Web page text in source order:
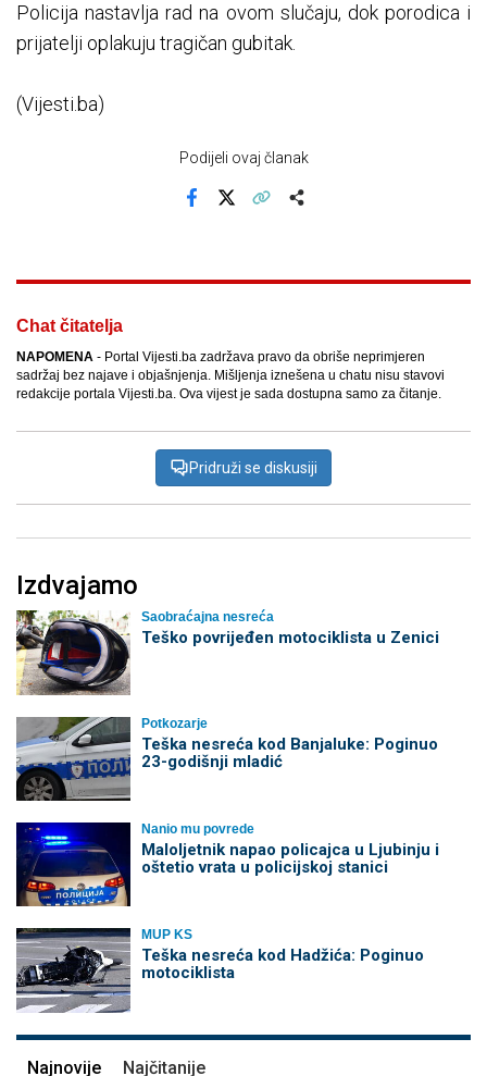
Policija nastavlja rad na ovom slučaju, dok porodica i
prijatelji oplakuju tragičan gubitak.
(Vijesti.ba)
Podijeli ovaj članak
Chat čitatelja
NAPOMENA - Portal Vijesti.ba zadržava pravo da obriše neprimjeren
sadržaj bez najave i objašnjenja. Mišljenja iznešena u chatu nisu stavovi
redakcije portala Vijesti.ba. Ova vijest je sada dostupna samo za čitanje.
Pridruži se diskusiji
Izdvajamo
Saobraćajna nesreća
Teško povrijeđen motociklista u Zenici
Potkozarje
Teška nesreća kod Banjaluke: Poginuo
23-godišnji mladić
Nanio mu povrede
Maloljetnik napao policajca u Ljubinju i
oštetio vrata u policijskoj stanici
MUP KS
Teška nesreća kod Hadžića: Poginuo
motociklista
Najnovije Najčitanije